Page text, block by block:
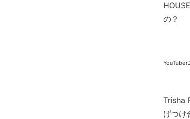
の？
Trisha
げつけ
YouTuber